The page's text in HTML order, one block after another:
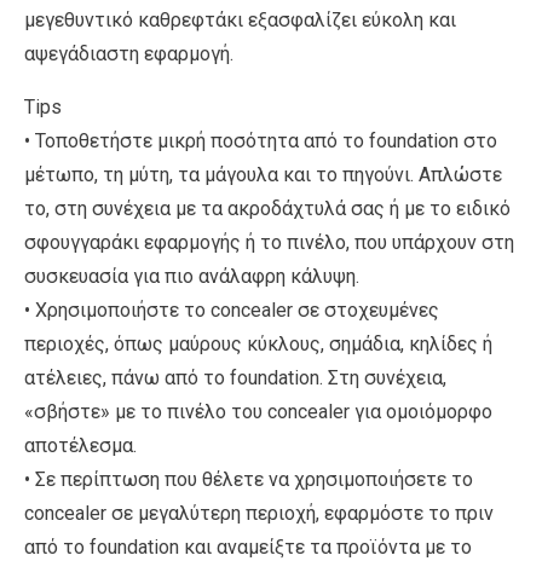
μεγεθυντικό καθρεφτάκι εξασφαλίζει εύκολη και
αψεγάδιαστη εφαρμογή.
Tips
• Τοποθετήστε μικρή ποσότητα από το foundation στο
μέτωπο, τη μύτη, τα μάγουλα και το πηγούνι. Απλώστε
το, στη συνέχεια με τα ακροδάχτυλά σας ή με το ειδικό
σφουγγαράκι εφαρμογής ή το πινέλο, που υπάρχουν στη
συσκευασία για πιο ανάλαφρη κάλυψη.
• Χρησιμοποιήστε το concealer σε στοχευμένες
περιοχές, όπως μαύρους κύκλους, σημάδια, κηλίδες ή
ατέλειες, πάνω από το foundation. Στη συνέχεια,
«σβήστε» με το πινέλο του concealer για ομοιόμορφο
αποτέλεσμα.
• Σε περίπτωση που θέλετε να χρησιμοποιήσετε το
concealer σε μεγαλύτερη περιοχή, εφαρμόστε το πριν
από το foundation και αναμείξτε τα προϊόντα με το